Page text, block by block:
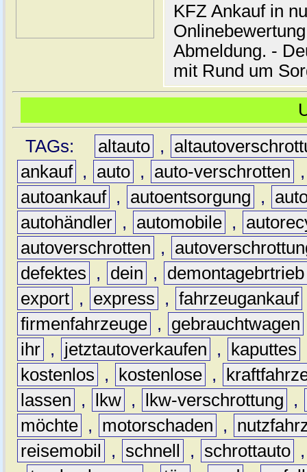
KFZ Ankauf in
Abmeldung. -
mit Rund um
TAGs:
altauto ,
ankauf , auto , auto-verschrotten
autoankauf , autoentsorgung ,
autohändler , automobile ,
autoverschrotten
,
defektes
, dein ,
demontagebrtrieb
export , express , fahrzeugankauf
firmenfahrzeuge , gebrauchtwagen
ihr , jetztautoverkaufen , kaputtes
kostenlos
, kostenlose ,
lassen
, lkw , lkw-verschrottung
,
möchte , motorschaden ,
reisemobil
, schnell , schrottauto